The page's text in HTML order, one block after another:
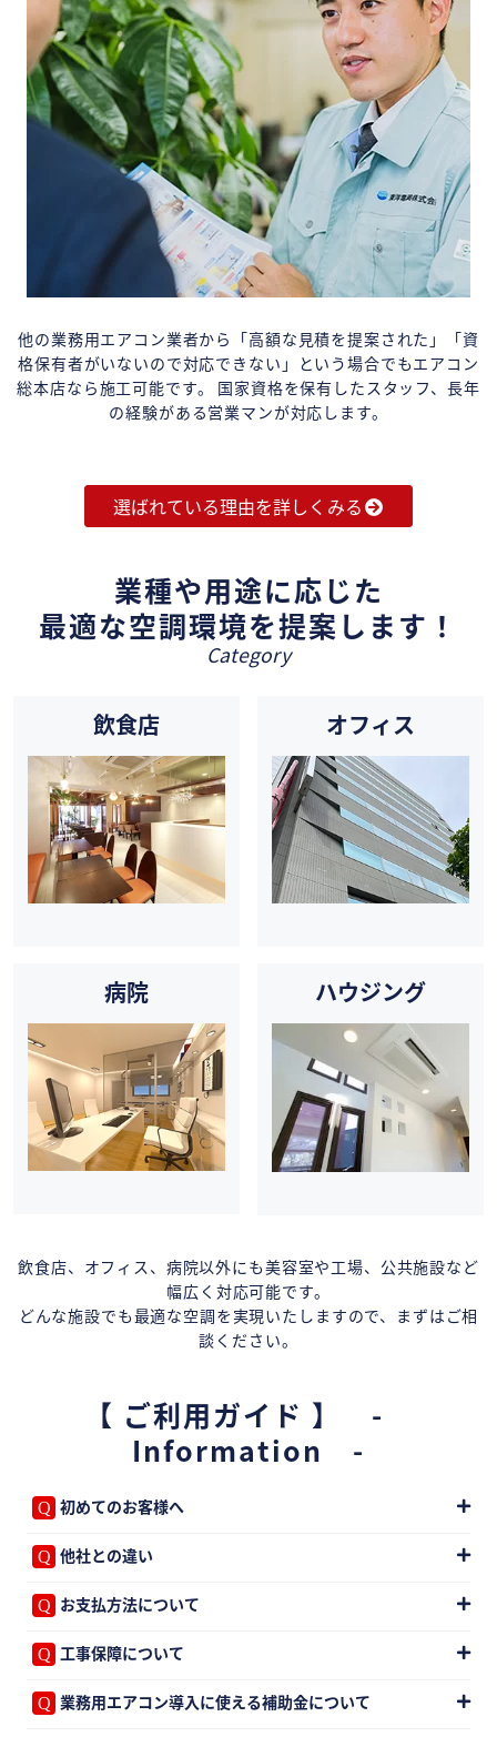
他の業務用エアコン業者から「高額な見積を提案された」「資
格保有者がいないので対応できない」という場合でもエアコン
総本店なら施工可能です。 国家資格を保有したスタッフ、長年
の経験がある営業マンが対応します。
選ばれている理由を詳しくみる
業種や用途に応じた
最適な空調環境を提案します！
Category
飲食店 オフィス
病院 ハウジング
飲食店、オフィス、病院以外にも美容室や工場、公共施設など
幅広く対応可能です。
どんな施設でも最適な空調を実現いたしますので、まずはご相
談ください。
【 ご利用ガイド 】 -
Information -
初めてのお客様へ
他社との違い
お支払方法について
工事保障について
業務用エアコン導入に使える補助金について